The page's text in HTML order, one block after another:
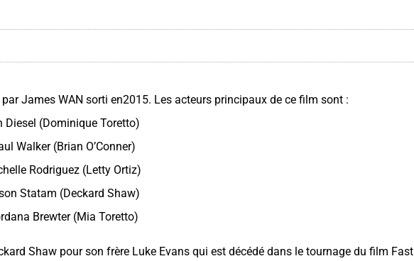
James WAN sorti en2015. Les acteurs principaux de ce film sont :
Diesel (Dominique Toretto)
Walker (Brian O’Conner)
Rodriguez (Letty Ortiz)
Statam (Deckard Shaw)
Brewter (Mia Toretto)
Shaw pour son frère Luke Evans qui est décédé dans le tournage du film Fast